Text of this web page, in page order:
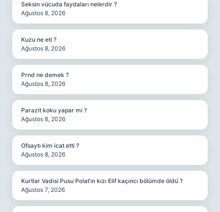
Seksin vücuda faydaları nelerdir ?
Ağustos 8, 2026
Kuzu ne eti ?
Ağustos 8, 2026
Prnd ne demek ?
Ağustos 8, 2026
Parazit koku yapar mı ?
Ağustos 8, 2026
Ofsaytı kim icat etti ?
Ağustos 8, 2026
Kurtlar Vadisi Pusu Polat’ın kızı Elif kaçıncı bölümde öldü ?
Ağustos 7, 2026